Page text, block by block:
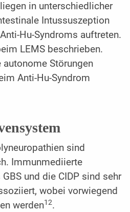
in unterschiedlicher
Intussuszeption
Hu-Syndroms auftreten.
LEMS beschrieben.
Störungen
Anti-Hu-Syndrom
sind
Immunmediierte
und die CIDP sind sehr
wobei vorwiegend
werden12.